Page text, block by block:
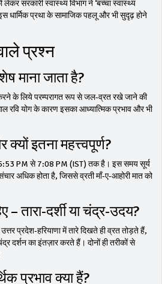
सरकारी स्वास्थ्य विभाग ने ‘बच्चा स्वास्थ्य
धार्मिक प्रथा के सामाजिक पहलू और भी सुदृढ़ होने
प्रश्न
माना जाता है?
के लिये परम्परागत रूप से जल‑व्रत रखे जाने की
रवि योग के कारण इसका आध्यात्मिक प्रभाव और भी
इतना महत्त्वपूर्ण?
PM से 7:08 PM (IST) तक है। इस समय सूर्य
अधिक होता है, जिससे व्रती माँ‑ए‑आहोरी मात को
तारा‑दर्शी या चंद्र‑उदय?
प्रदेश‑हरियाणा में तारे दिखते ही व्रत तोड़ते हैं,
दर्शन का इंतज़ार करते हैं। दोनों ही तरीकों से
प्रभाव क्या हैं?